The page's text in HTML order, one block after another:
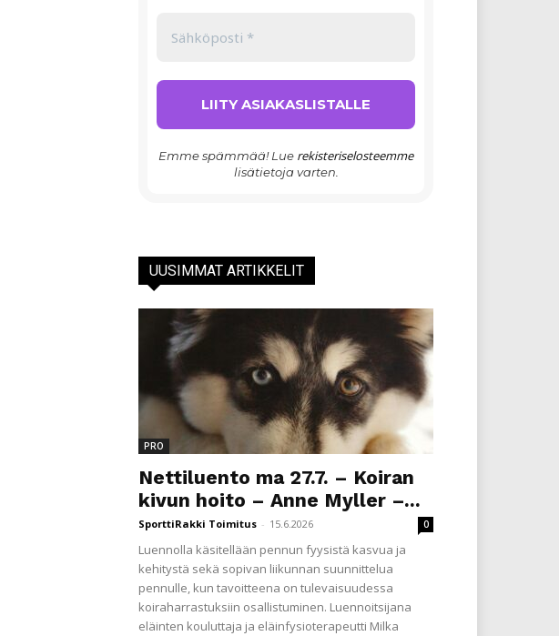
Emme spämmää! Lue rekisteriselosteemme
lisätietoja varten.
UUSIMMAT ARTIKKELIT
PRO
Nettiluento ma 27.7. – Koiran
kivun hoito – Anne Myller –...
SporttiRakki Toimitus - 15.6.2026 0
Luennolla käsitellään pennun fyysistä kasvua ja
kehitystä sekä sopivan liikunnan suunnittelua
pennulle, kun tavoitteena on tulevaisuudessa
koiraharrastuksiin osallistuminen. Luennoitsijana
eläinten kouluttaja ja eläinfysioterapeutti Milka